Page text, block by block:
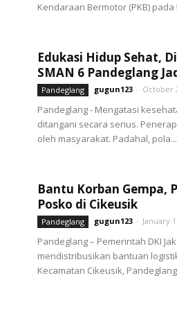
Kendaraan Bermotor (PKB)
Edukasi Hidup Sehat,
SMAN 6 Pandeglang
Pandeglang gugun123 - October
Pandeglang - Mengatasi
ditangani secara serius.
oleh masyarakat. Padahal, pola...
Bantu Korban Gempa,
Posko di Cikeusik
Pandeglang gugun123 - January
Pandeglang – Pemerintah DKI
mendistribusikan bantuan
Kecamatan Cikeusik,